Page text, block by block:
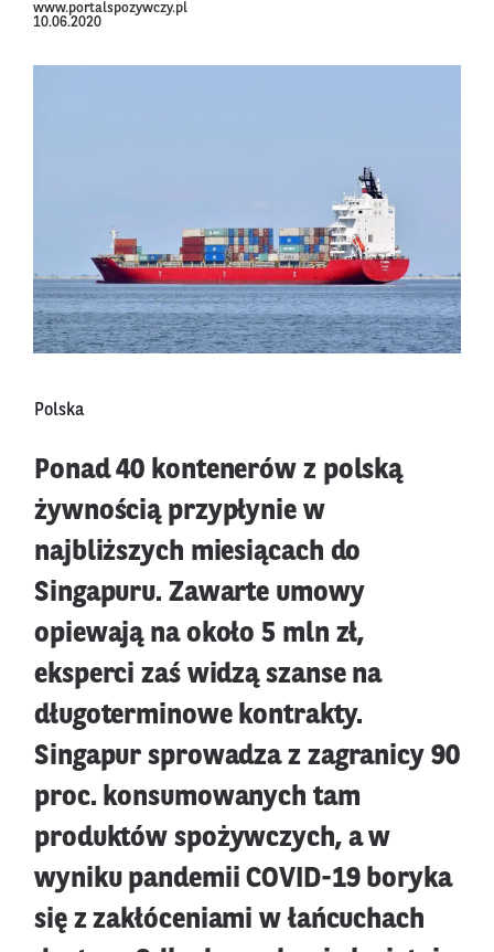
www.portalspozywczy.pl
10.06.2020
Polska
Ponad 40 kontenerów z polską
żywnością przypłynie w
najbliższych miesiącach do
Singapuru. Zawarte umowy
opiewają na około 5 mln zł,
eksperci zaś widzą szanse na
długoterminowe kontrakty.
Singapur sprowadza z zagranicy 90
proc. konsumowanych tam
produktów spożywczych, a w
wyniku pandemii COVID-19 boryka
się z zakłóceniami w łańcuchach